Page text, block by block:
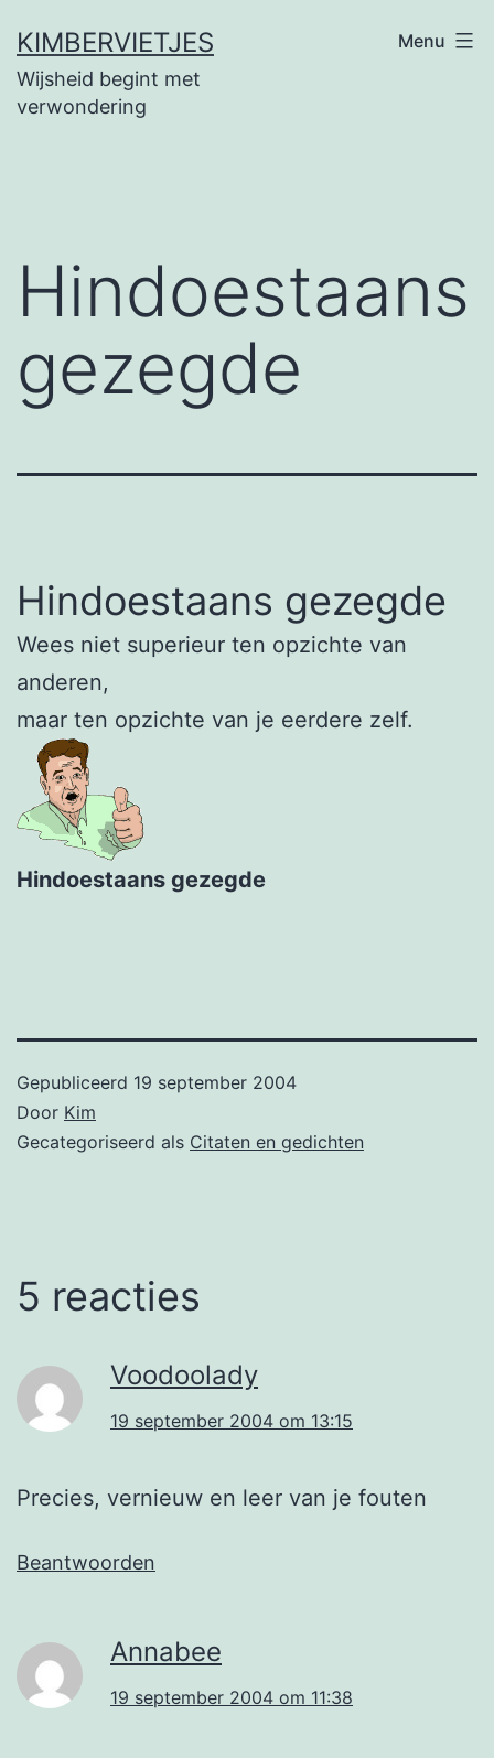
naar
de
KIMBERVIETJES
Wijsheid begint met
verwondering
Menu
Hindoestaans
gezegde
Hindoestaans gezegde
Wees niet superieur ten opzichte van
anderen,
maar ten opzichte van je eerdere zelf.
Hindoestaans gezegde
Gepubliceerd 19 september 2004
Door Kim
Gecategoriseerd als Citaten en gedichten
5 reacties
Voodoolady
19 september 2004 om 13:15
Precies, vernieuw en leer van je fouten
Beantwoorden
Annabee
19 september 2004 om 11:38